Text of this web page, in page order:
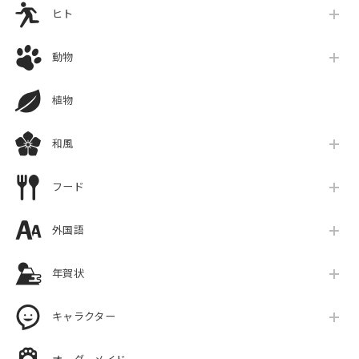
ヒト
動物
植物
和風
フード
外国語
年賀状
キャラクター